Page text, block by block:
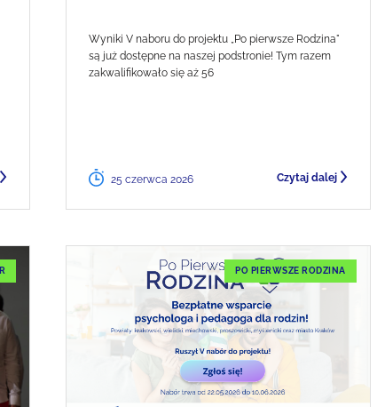
Wyniki V naboru do projektu „Po pierwsze Rodzina"
są już dostępne na naszej podstronie! Tym razem
zakwalifikowało się aż 56
25 czerwca 2026 Czytaj dalej
PO PIERWSZE RODZINA